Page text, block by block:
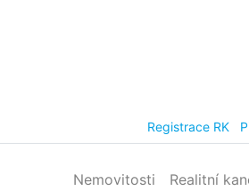
Registrace RK
Nemovitosti Realitní